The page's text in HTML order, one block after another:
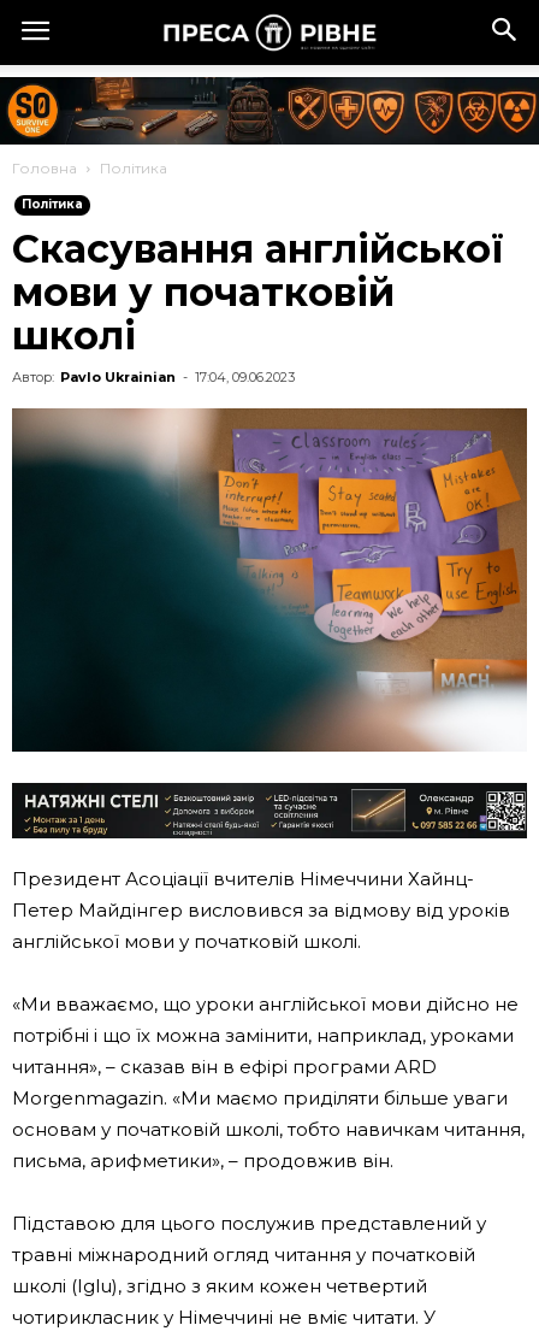
Головна Політика
Політика
Скасування англійської
мови у початковій
школі
Автор: Pavlo Ukrainian - 17:04, 09.06.2023
Президент Асоціації вчителів Німеччини Хайнц-
Петер Майдінгер висловився за відмову від уроків
англійської мови у початковій школі.
«Ми вважаємо, що уроки англійської мови дійсно не
потрібні і що їх можна замінити, наприклад, уроками
читання», – сказав він в ефірі програми ARD
Morgenmagazin. «Ми маємо приділяти більше уваги
основам у початковій школі, тобто навичкам читання,
письма, арифметики», – продовжив він.
Підставою для цього послужив представлений у
травні міжнародний огляд читання у початковій
школі (Iglu), згідно з яким кожен четвертий
чотирикласник у Німеччині не вміє читати. У